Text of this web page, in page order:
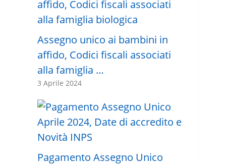
Assegno unico ai bambini in
affido, Codici fiscali associati
alla famiglia …
3 Aprile 2024
Pagamento Assegno Unico